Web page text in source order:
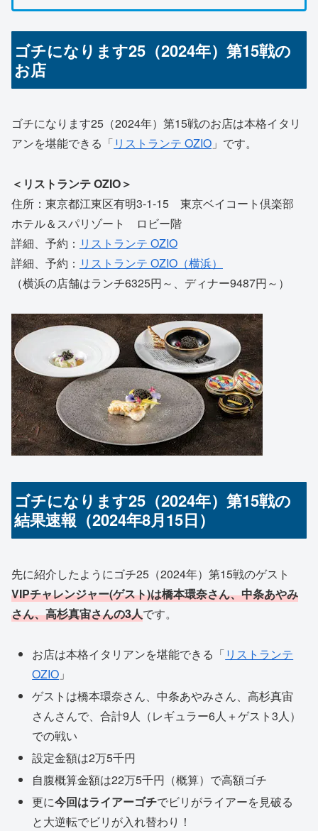
ゴチになります25（2024年）第15戦の
お店
ゴチになります25（2024年）第15戦のお店は本格イタリ
アンを堪能できる「リストランテ OZIO 」です。
＜リストランテ OZIO＞
住所：東京都江東区有明3-1-15 東京ベイコート倶楽部
ホテル＆スパリゾート ロビー階
詳細、予約： リストランテ OZIO
詳細、予約： リストランテ OZIO（横浜）
（横浜の店舗はランチ6325円～、ディナー9487円～）
ゴチになります25（2024年）第15戦の
結果速報（2024年8月15日）
先に紹介したようにゴチ25（2024年）第15戦のゲスト
VIPチャレンジャー(ゲスト)は橋本環奈さん、中条あやみ
さん、高杉真宙さんの3人です。
お店は本格イタリアンを堪能できる「リストランテ
OZIO 」
ゲストは橋本環奈さん、中条あやみさん、高杉真宙
さんさんで、合計9人（レギュラー6人＋ゲスト3人）
での戦い
設定金額は2万5千円
自腹概算金額は22万5千円（概算）で高額ゴチ
更に今回はライアーゴチでビリがライアーを見破る
と大逆転でビリが入れ替わり！